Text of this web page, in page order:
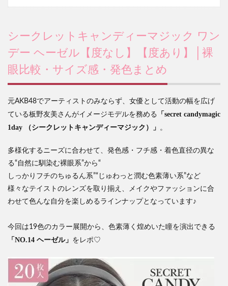
シークレットキャンディーマジック ワン
デー ヘーゼル【度なし】【度あり】│裸
眼比較・サイズ感・発色まとめ
元AKB48でアーティストのみならず、女優として活動の幅を広げ
ている板野友美さんがイメージモデルを務める
「secret candymagic
1day （シークレットキャンディーマジック）」 。
多様化するニーズに合わせて、発色感・フチ感・着色直径の異な
る“自然に馴染む裸眼系”から“
しっかりフチのちゅるん系”“じゅわっと潤む色素薄い系”など
様々なテイストのレンズを取り揃え、メイクやファッションに合
わせて色んな自分を楽しめるラインナップとなっています♪
今回は19色のカラー展開から、色素薄く煌めいた瞳を演出できる
「NO.14 ヘーゼル」 をレポ♡